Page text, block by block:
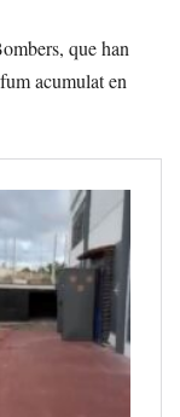
que han
acumulat en